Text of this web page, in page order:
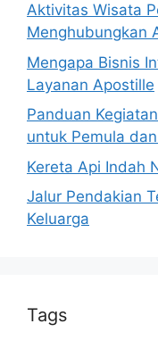
Aktivitas Wisata
Menghubungkan
Mengapa Bisnis
Layanan Apostille
Panduan
untuk Pemula
Kereta Api Indah
Jalur Pendakian
Keluarga
Tags